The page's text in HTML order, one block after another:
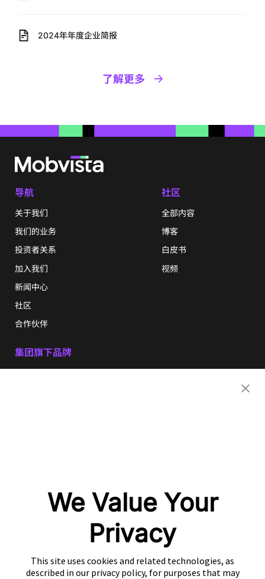
2024年年度企业简报
了解更多
导航
关于我们
我们的业务
投资者关系
加入我们
新闻中心
社区
合作伙伴
社区
全部内容
博客
白皮书
视频
集团旗下品牌
AdsPolarWe Value Your
Privacy
This site uses cookies and related technologies, as
described in our privacy policy, for purposes that may